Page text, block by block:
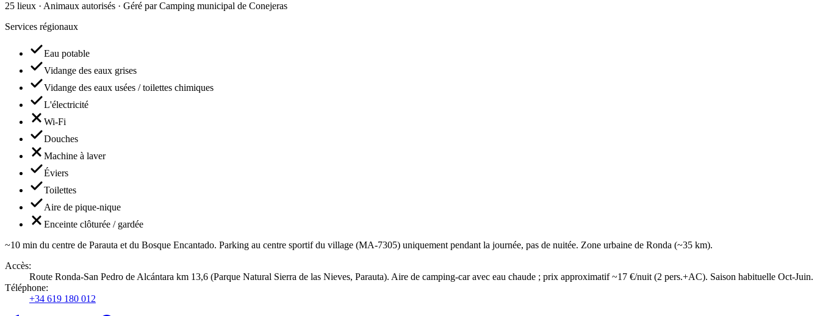
25 lieux · Animaux autorisés · Géré par Camping municipal de Conejeras
Services régionaux
Eau potable
Vidange des eaux grises
Vidange des eaux usées / toilettes chimiques
L'électricité
Wi-Fi
Douches
Machine à laver
Éviers
Toilettes
Aire de pique-nique
Enceinte clôturée / gardée
~10 min du centre de Parauta et du Bosque Encantado. Parking au centre sportif du village (MA-7305) uniquement pendant la journée, pas de nuitée. Zone urbaine de Ronda (~35 km).
Accès:
Route Ronda-San Pedro de Alcántara km 13,6 (Parque Natural Sierra de las Nieves, Parauta). Aire de camping-car avec eau chaude ; prix approximatif ~17 €/nuit (2 pers.+AC). Saison habituelle Oct-Juin.
Téléphone:
+34 619 180 012